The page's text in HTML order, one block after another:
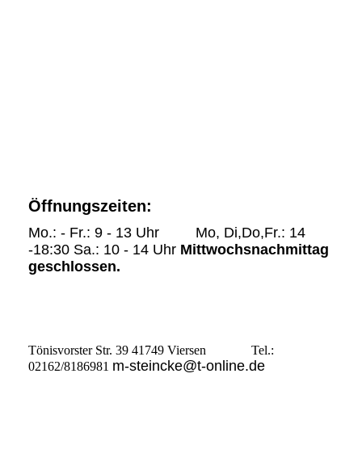
Öffnungszeiten:
Mo.: - Fr.: 9 - 13 Uhr Mo, Di,Do,Fr.: 14
-18:30 Sa.: 10 - 14 Uhr Mittwochsnachmittag
geschlossen.
Tönisvorster Str. 39 41749 Viersen Tel.:
02162/8186981 m-steincke@t-online.de